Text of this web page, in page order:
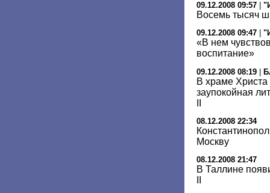
09.12.2008 09:57
Восемь тысяч
09.12.2008 09:47
«В нем
воспитание»
09.12.2008 08:19
В храме Христа
заупокойная
08.12.2008 22:34
Москву
08.12.2008 21:47
В Таллине